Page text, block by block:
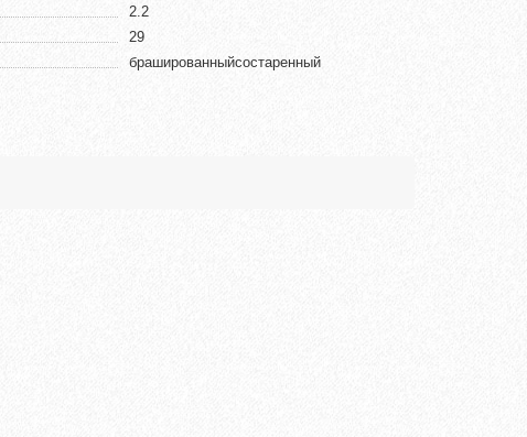
2.2
29
брашированныйсостаренный